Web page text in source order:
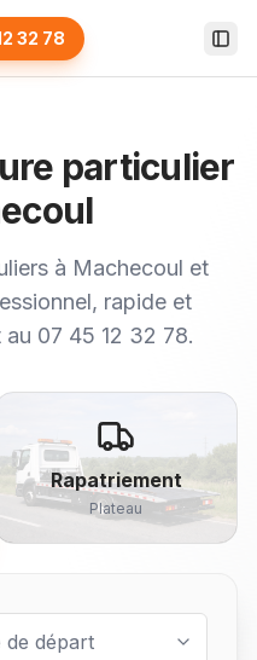
32 78
particulier
à Machecoul et
rapide et
07 45 12 32 78.
Rapatriement
Plateau